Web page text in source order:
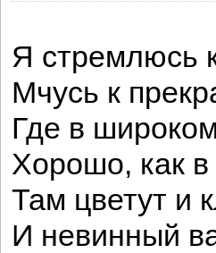
Я стремлюсь
Мчусь к
Где в
Хорошо, как
Там цветут и
И невинный